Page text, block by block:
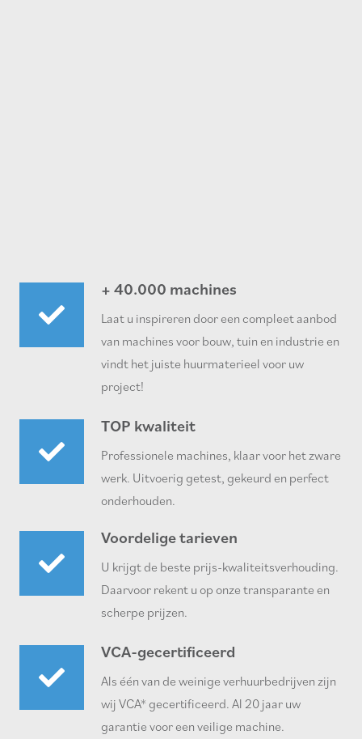
+ 40.000 machines
Laat u inspireren door een compleet aanbod
van machines voor bouw, tuin en industrie en
vindt het juiste huurmaterieel voor uw
project!
TOP kwaliteit
Professionele machines, klaar voor het zware
werk. Uitvoerig getest, gekeurd en perfect
onderhouden.
Voordelige tarieven
U krijgt de beste prijs-kwaliteitsverhouding.
Daarvoor rekent u op onze transparante en
scherpe prijzen.
VCA-gecertificeerd
Als één van de weinige verhuurbedrijven zijn
wij VCA* gecertificeerd. Al 20 jaar uw
garantie voor een veilige machine.